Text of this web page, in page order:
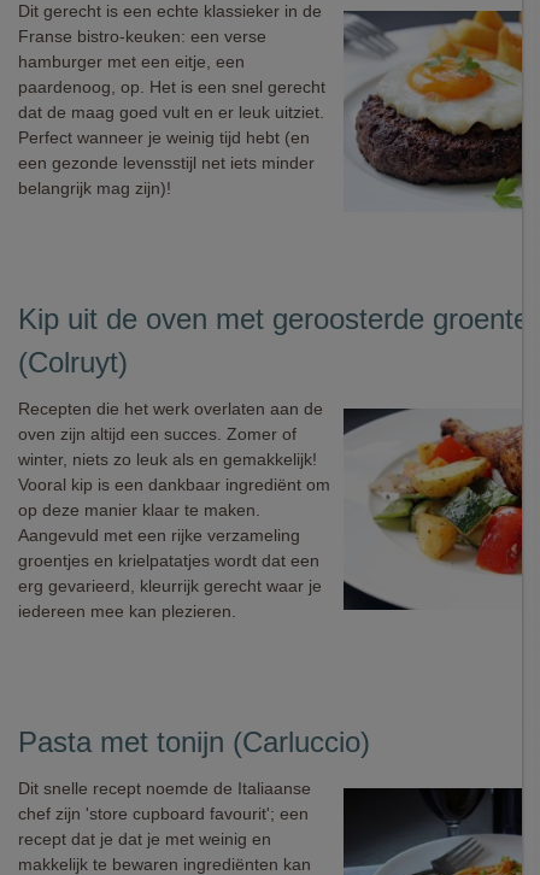
Dit gerecht is een echte klassieker in de
Franse bistro-keuken: een verse
hamburger met een eitje, een
paardenoog, op. Het is een snel gerecht
dat de maag goed vult en er leuk uitziet.
Perfect wanneer je weinig tijd hebt (en
een gezonde levensstijl net iets minder
belangrijk mag zijn)!
Kip uit de oven met geroosterde
(Colruyt)
Recepten die het werk overlaten aan de
oven zijn altijd een succes. Zomer of
winter, niets zo leuk als en gemakkelijk!
Vooral kip is een dankbaar ingrediënt om
op deze manier klaar te maken.
Aangevuld met een rijke verzameling
groentjes en krielpatatjes wordt dat een
erg gevarieerd, kleurrijk gerecht waar je
iedereen mee kan plezieren.
Pasta met tonijn (Carluccio)
Dit snelle recept noemde de Italiaanse
chef zijn 'store cupboard favourit'; een
recept dat je dat je met weinig en
makkelijk te bewaren ingrediënten kan